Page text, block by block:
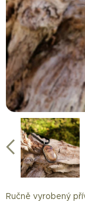
Ručně vyrobený